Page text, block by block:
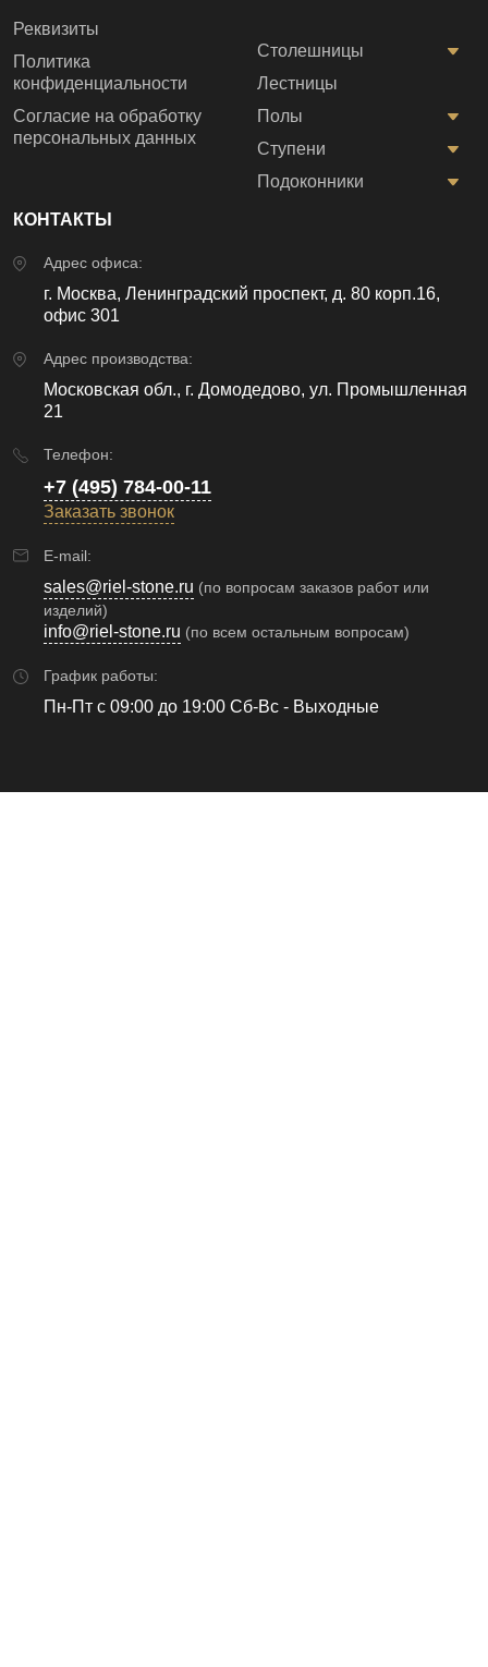
Реквизиты
Политика
конфиденциальности
Согласие на обработку
персональных данных
Столешницы
Лестницы
Полы
Ступени
Подоконники
КОНТАКТЫ
Адрес офиса:
г. Москва, Ленинградский проспект, д. 80 корп.16,
офис 301
Адрес производства:
Московская обл., г. Домодедово, ул. Промышленная
21
Телефон:
+7 (495) 784-00-11
Заказать звонок
E-mail:
sales@riel-stone.ru (по вопросам заказов работ или
изделий)
info@riel-stone.ru (по всем остальным вопросам)
График работы:
Пн-Пт с 09:00 до 19:00 Сб-Вс - Выходные